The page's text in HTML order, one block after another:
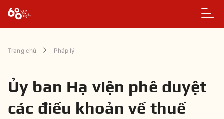
Trang chủ Pháp lý
Ủy ban Hạ viện phê duyệt
các điều khoản về thuế